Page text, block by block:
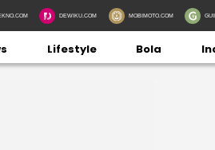
DEWIKU.COM MOBIMOTO.COM
Lifestyle Bola